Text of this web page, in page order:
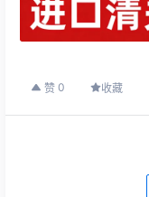
赞 0 收藏